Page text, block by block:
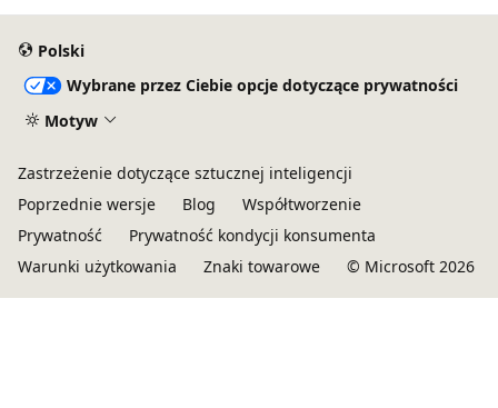
Polski
Wybrane przez Ciebie opcje dotyczące prywatności
Motyw
Zastrzeżenie dotyczące sztucznej inteligencji
Poprzednie wersje
Blog
Współtworzenie
Prywatność
Prywatność kondycji konsumenta
Warunki użytkowania
Znaki towarowe © Microsoft 2026